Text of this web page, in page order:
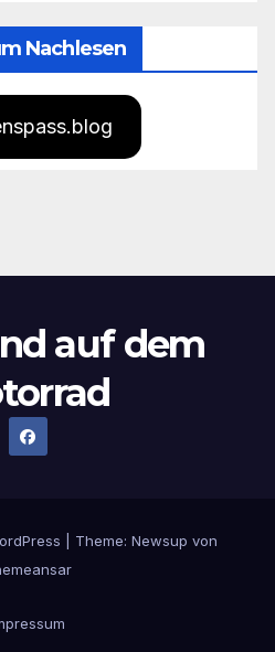
Nachlesen
auf dem
Theme: Newsup von